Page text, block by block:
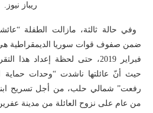
ريباز نيوز.
رفعت” شمالي حلب، من أجل تسريح
من عام على نزوح العائلة من مدينة